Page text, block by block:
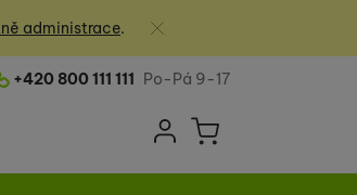
administrace.
Zavřít
číslo
+420 800 111 111 Po-Pá 9-17
Uživatelská
Přihlásit se
Košík